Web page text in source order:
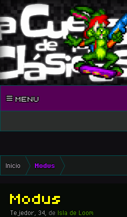
MENU
Inicio Modus
Modus
Tejedor , 34, de Isla de Loom